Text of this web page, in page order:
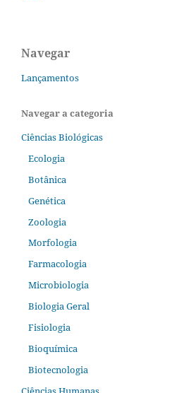
Navegar
Lançamentos
Navegar a categoria
Ciências Biológicas
Ecologia
Botânica
Genética
Zoologia
Morfologia
Farmacologia
Microbiologia
Biologia Geral
Fisiologia
Bioquímica
Biotecnologia